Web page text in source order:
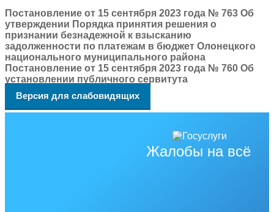
Постановление от 15 сентября 2023 года № 763 Об
утверждении Порядка принятия решения о
признании безнадежной к взысканию
задолженности по платежам в бюджет Олонецкого
национального муниципального района
Постановление от 15 сентября 2023 года № 760 Об
установлении публичного сервитута
Версия для слабовидящих
Жалобы на всё